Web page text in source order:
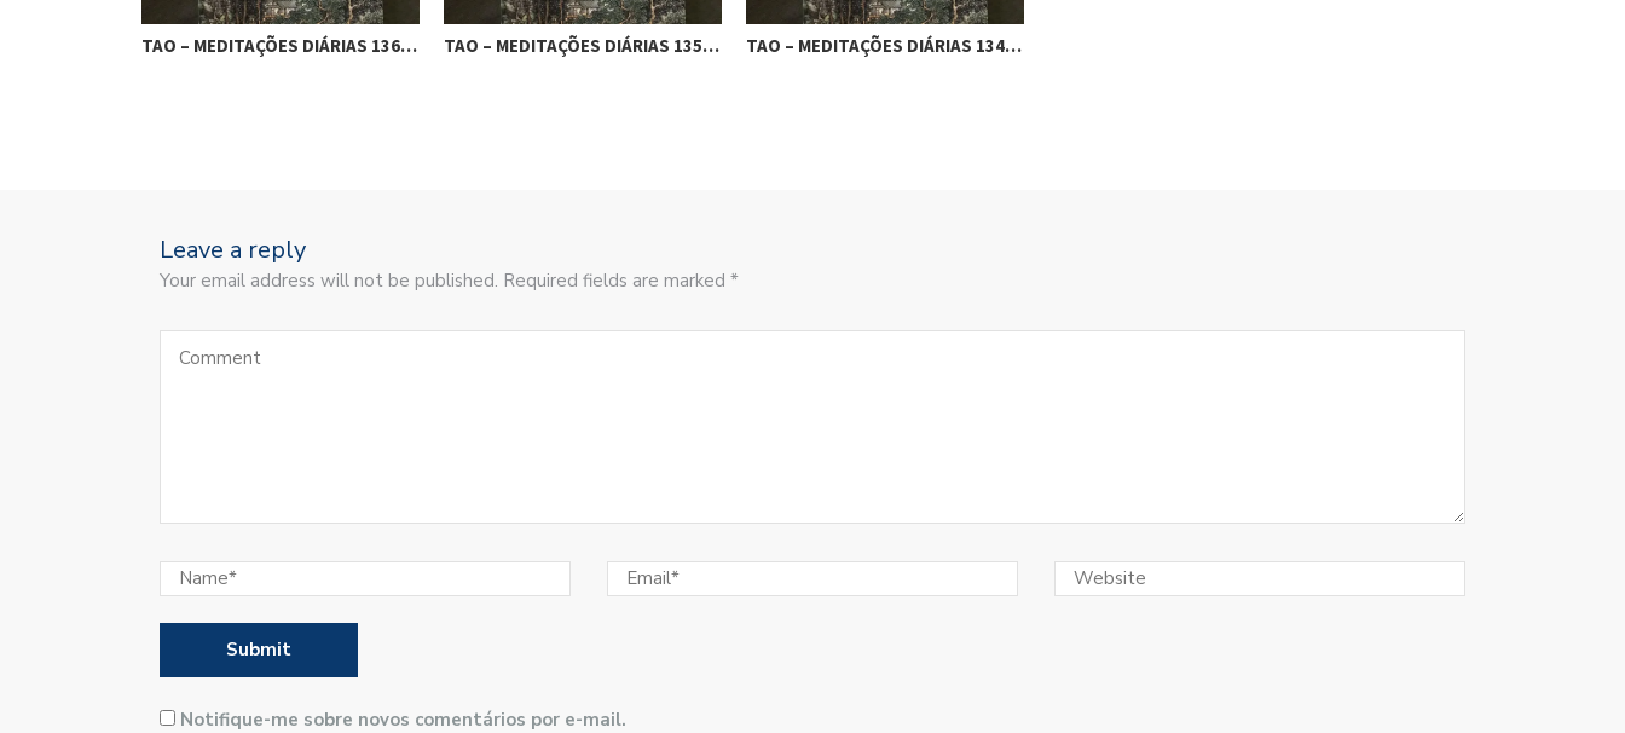
TAO – MEDITAÇÕES DIÁRIAS 136… TAO – MEDITAÇÕES DIÁRIAS 135… TAO – MEDITAÇÕES DIÁRIAS 134…
Leave a reply
Your email address will not be published. Required fields are marked *
Notifique-me sobre novos comentários por e-mail.